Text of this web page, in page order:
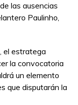
las ausencias
Paulinho,
el estratega
la convocatoria
un elemento
que disputarán la